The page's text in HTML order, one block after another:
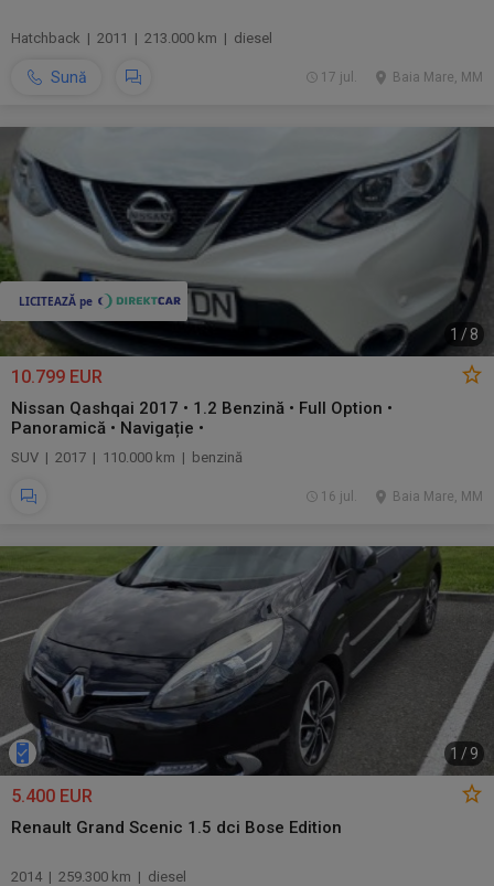
Hatchback | 2011 | 213.000 km | diesel
Sună Baia Mare, MM
17 jul.
1 / 8
10.799 EUR
Nissan Qashqai 2017 • 1.2 Benzină • Full Option •
Panoramică • Navigație •
SUV | 2017 | 110.000 km | benzină
Baia Mare, MM
16 jul.
1 / 9
5.400 EUR
Renault Grand Scenic 1.5 dci Bose Edition
2014 | 259.300 km | diesel